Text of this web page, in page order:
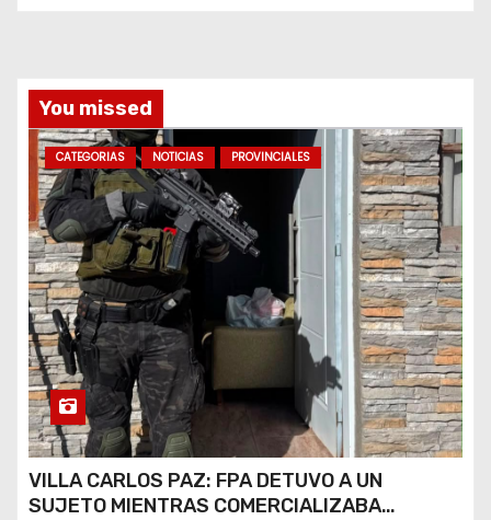
s
You missed
CATEGORIAS NOTICIAS PROVINCIALES
VILLA CARLOS PAZ: FPA DETUVO A UN
SUJETO MIENTRAS COMERCIALIZABA